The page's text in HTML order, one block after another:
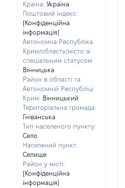
Країна: Україна
Поштовий індекс:
[Конфіденційна
інформація]
Автономна Республіка
Крим/область/місто зі
спеціальним статусом:
Вінницька
Район в області та
Автономній Республіці
Крим: Вінницький
Територіальна громада:
Гніванська
Тип населеного пункту:
Село
Населений пункт:
Селище
Район у місті:
[Конфіденційна
інформація]